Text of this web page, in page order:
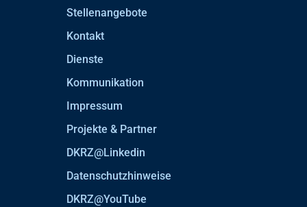
Stellenangebote
Kontakt
Dienste
Kommunikation
Impressum
Projekte & Partner
DKRZ@Linkedin
Datenschutzhinweise
DKRZ@YouTube